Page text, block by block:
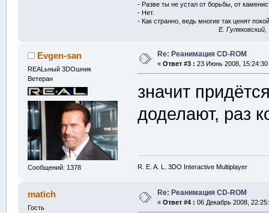
- Разве ты не устал от борьбы, от
- Нет.
- Как странно, ведь многие так ценят
E.
Evgen-san
REALьный 3DOшник
Ветеран
Сообщений: 1378
Re: Реанимация CD-ROM
« Ответ #3 : 23 Июнь 2008, 15:24:30
значит
доделают, раз
R. E. A. L. 3DO Interactive Multiplayer
matich
Гость
Re: Реанимация CD-ROM
« Ответ #4 : 06 Декабрь 2008,